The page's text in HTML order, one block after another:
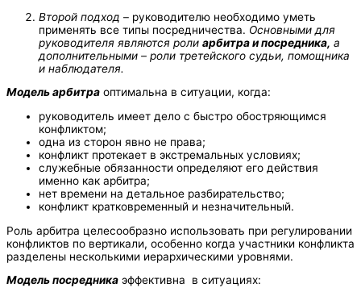
Второй подход – руководителю необходимо уметь
применять все типы посредничества. Основными для
руководителя являются роли арбитра и посредника, а
дополнительными – роли третейского судьи, помощника
и наблюдателя.
Модель арбитра оптимальна в ситуации, когда:
руководитель имеет дело с быстро обостряющимся
конфликтом;
одна из сторон явно не права;
конфликт протекает в экстремальных условиях;
служебные обязанности определяют его действия
именно как арбитра;
нет времени на детальное разбирательство;
конфликт кратковременный и незначительный.
Роль арбитра целесообразно использовать при регулировании
конфликтов по вертикали, особенно когда участники конфликта
разделены несколькими иерархическими уровнями.
Модель посредника эффективна в ситуациях: